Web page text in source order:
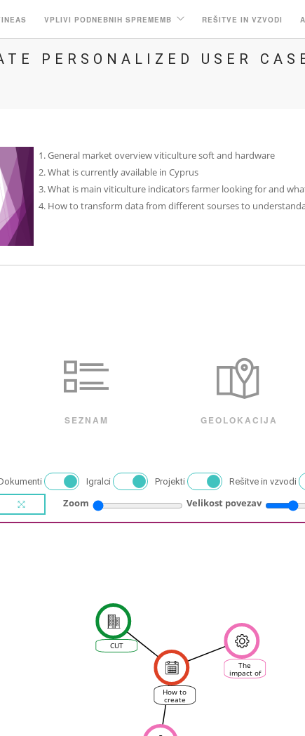
VPLIVI PODNEBNIH SPREMEMB REŠITVE IN VZVODI
PERSONALIZED USER
General market overview viticulture soft and hardware
What is currently available in Cyprus
What is main viticulture indicators farmer looking for and
How to transform data from different sourses to
SEZNAM GEOLOKACIJA
Igralci Projekti Rešitve in vzvodi
Zoom Velikost povezav
How to
create
personalized
user case
in digital
viticulture
CUT
The
impact of
climate